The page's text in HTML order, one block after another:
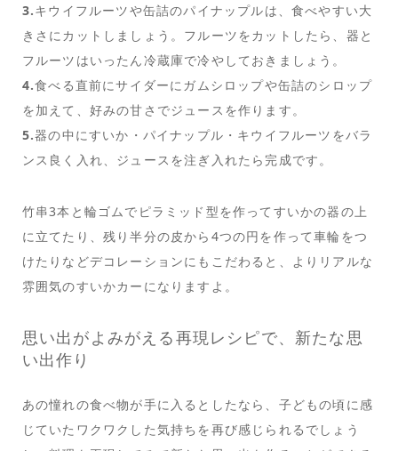
3.キウイフルーツや缶詰のパイナップルは、食べやすい大
きさにカットしましょう。フルーツをカットしたら、器と
フルーツはいったん冷蔵庫で冷やしておきましょう。
4.食べる直前にサイダーにガムシロップや缶詰のシロップ
を加えて、好みの甘さでジュースを作ります。
5.器の中にすいか・パイナップル・キウイフルーツをバラ
ンス良く入れ、ジュースを注ぎ入れたら完成です。
竹串3本と輪ゴムでピラミッド型を作ってすいかの器の上
に立てたり、残り半分の皮から4つの円を作って車輪をつ
けたりなどデコレーションにもこだわると、よりリアルな
雰囲気のすいかカーになりますよ。
思い出がよみがえる再現レシピで、新たな思
い出作り
あの憧れの食べ物が手に入るとしたなら、子どもの頃に感
じていたワクワクした気持ちを再び感じられるでしょう